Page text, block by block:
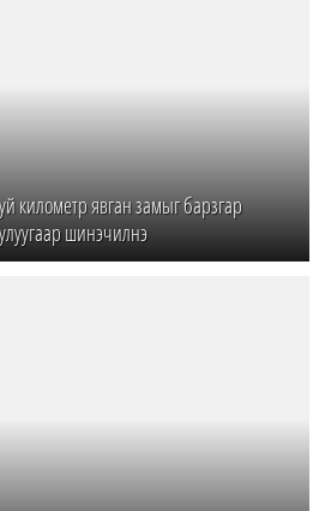
километр явган замыг барзгар
шинэчилнэ